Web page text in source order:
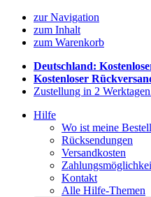
zur Navigation
zum Inhalt
zum Warenkorb
Deutschland:
Kostenloser
Zustellung in 2
Hilfe
Wo ist meine
Rücksendungen
Versandkosten
Kontakt
Alle Hilfe-Themen